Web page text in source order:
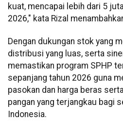
kuat, mencapai lebih dari 5
2026," kata Rizal
Dengan dukungan stok yang
distribusi yang luas, serta
memastikan program SPHP
sepanjang tahun 2026 guna
pasokan dan harga beras
pangan yang terjangkau bagi
Indonesia.